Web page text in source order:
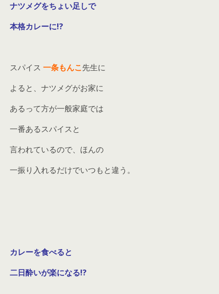
ナツメグをちょい足しで
本格カレーに!?
スパイス 一条もんこ先生に
よると、ナツメグがお家に
あるって方が一般家庭では
一番あるスパイスと
言われているので、ほんの
一振り入れるだけでいつもと違う。
カレーを食べると
二日酔いが楽になる!?